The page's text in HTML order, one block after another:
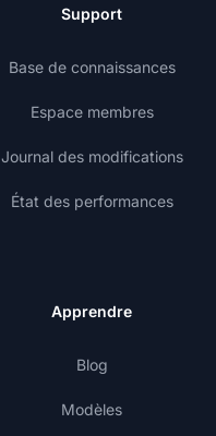
Support
Base de connaissances
Espace membres
Journal des modifications
État des performances
Apprendre
Blog
Modèles